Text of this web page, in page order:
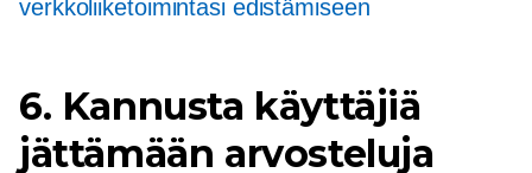
verkkoliiketoimintasi edistämiseen
6. Kannusta käyttäjiä
jättämään arvosteluja